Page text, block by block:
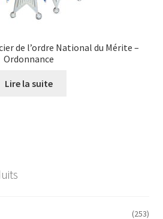
de l’ordre National du Mérite –
Ordonnance
Lire la suite
(253)